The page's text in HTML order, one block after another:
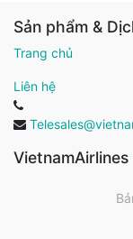
Sản phẩm &
Trang chủ
Liên hệ
VietnamAirlines